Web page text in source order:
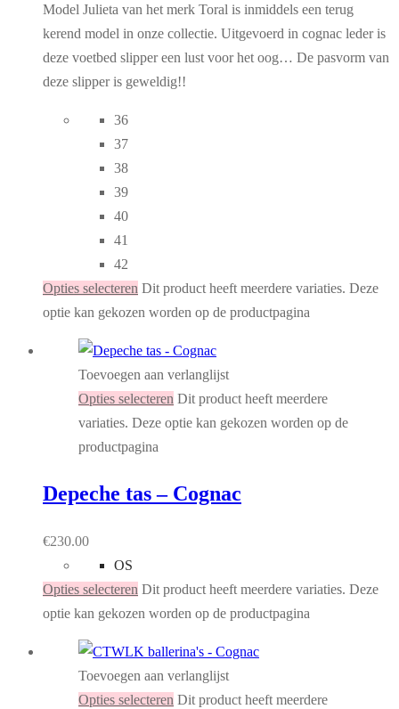
Model Julieta van het merk Toral is inmiddels een terug
kerend model in onze collectie. Uitgevoerd in cognac leder is
deze voetbed slipper een lust voor het oog… De pasvorm van
deze slipper is geweldig!!
36
37
38
39
40
41
42
Opties selecteren Dit product heeft meerdere variaties. Deze
optie kan gekozen worden op de productpagina
Toevoegen aan verlanglijst
Opties selecteren Dit product heeft meerdere
variaties. Deze optie kan gekozen worden op de
productpagina
Depeche tas – Cognac
€230.00
OS
Opties selecteren Dit product heeft meerdere variaties. Deze
optie kan gekozen worden op de productpagina
Toevoegen aan verlanglijst
Opties selecteren Dit product heeft meerdere